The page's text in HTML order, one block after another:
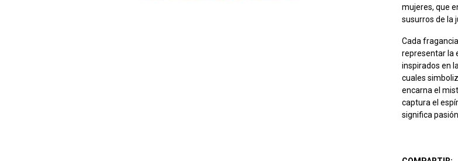
mujeres, que
susurros de la
Cada
representar la
inspirados en
cuales
encarna el
captura el
significa